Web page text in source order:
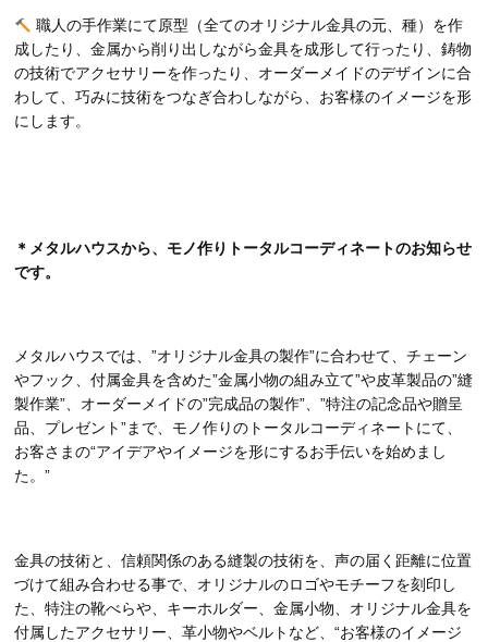
職人の手作業にて原型（全てのオリジナル金具の元、種）を作
成したり、金属から削り出しながら金具を成形して行ったり、鋳物
の技術でアクセサリーを作ったり、オーダーメイドのデザインに合
わして、巧みに技術をつなぎ合わしながら、お客様のイメージを形
にします。
＊メタルハウスから、モノ作りトータルコーディネートのお知らせ
です。
メタルハウスでは、”オリジナル金具の製作”に合わせて、チェーン
やフック、付属金具を含めた”金属小物の組み立て”や皮革製品の”縫
製作業”、オーダーメイドの”完成品の製作”、”特注の記念品や贈呈
品、プレゼント”まで、モノ作りのトータルコーディネートにて、
お客さまの“アイデアやイメージを形にするお手伝いを始めまし
た。”
金具の技術と、信頼関係のある縫製の技術を、声の届く距離に位置
づけて組み合わせる事で、オリジナルのロゴやモチーフを刻印し
た、特注の靴べらや、キーホルダー、金属小物、オリジナル金具を
付属したアクセサリー、革小物やベルトなど、“お客様のイメージ